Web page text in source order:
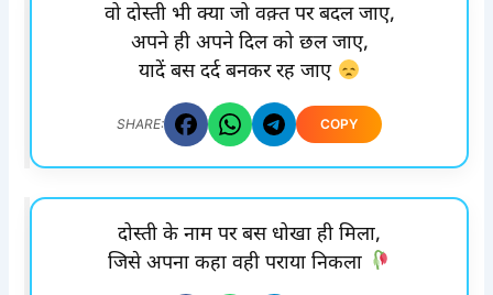
वो दोस्ती भी क्या जो वक़्त पर बदल जाए,
अपने ही अपने दिल को छल जाए,
यादें बस दर्द बनकर रह जाए
SHARE: COPY
दोस्ती के नाम पर बस धोखा ही मिला,
जिसे अपना कहा वही पराया निकला